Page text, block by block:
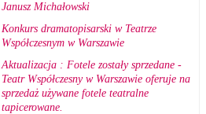
Janusz Michałowski
Konkurs dramatopisarski w Teatrze
Współczesnym w Warszawie
Aktualizacja : Fotele zostały sprzedane -
Teatr Współczesny w Warszawie oferuje na
sprzedaż używane fotele teatralne
tapicerowane.